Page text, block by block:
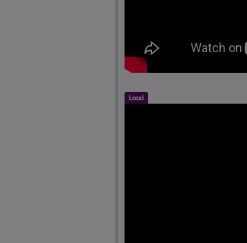
Local